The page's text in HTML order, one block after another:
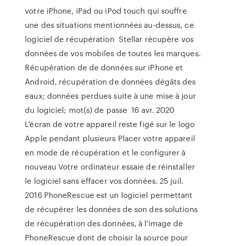
votre iPhone, iPad ou iPod touch qui souffre
une des situations mentionnées au-dessus, ce
logiciel de récupération Stellar récupère vos
données de vos mobiles de toutes les marques.
Récupération de de données sur iPhone et
Android, récupération de données dégâts des
eaux; données perdues suite à une mise à jour
du logiciel; mot(s) de passe 16 avr. 2020
L'écran de votre appareil reste figé sur le logo
Apple pendant plusieurs Placer votre appareil
en mode de récupération et le configurer à
nouveau Votre ordinateur essaie de réinstaller
le logiciel sans effacer vos données. 25 juil.
2016 PhoneRescue est un logiciel permettant
de récupérer les données de son des solutions
de récupération des données, à l'image de
PhoneRescue dont de choisir la source pour